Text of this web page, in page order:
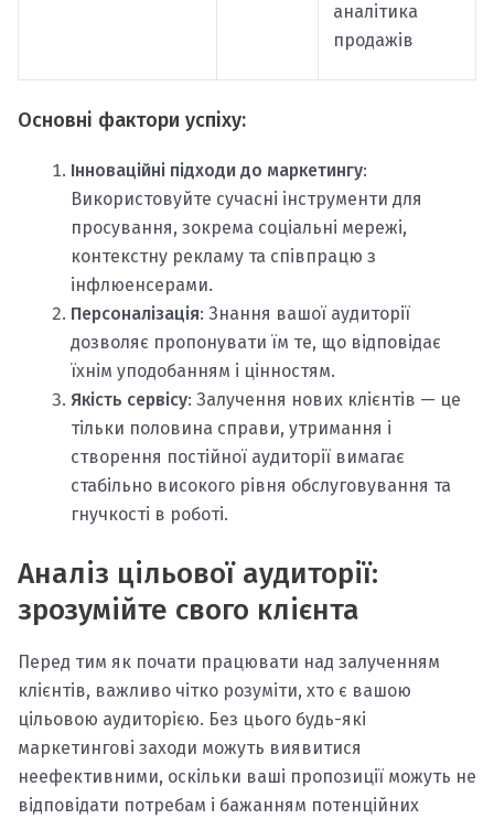
аналітика
продажів
Основні фактори успіху:
Інноваційні підходи до маркетингу:
Використовуйте сучасні інструменти для
просування, зокрема соціальні мережі,
контекстну рекламу та співпрацю з
інфлюенсерами.
Персоналізація: Знання вашої аудиторії
дозволяє пропонувати їм те, що відповідає
їхнім уподобанням і цінностям.
Якість сервісу: Залучення нових клієнтів — це
тільки половина справи, утримання і
створення постійної аудиторії вимагає
стабільно високого рівня обслуговування та
гнучкості в роботі.
Аналіз цільової аудиторії:
зрозумійте свого клієнта
Перед тим як почати працювати над залученням
клієнтів, важливо чітко розуміти, хто є вашою
цільовою аудиторією. Без цього будь-які
маркетингові заходи можуть виявитися
неефективними, оскільки ваші пропозиції можуть не
відповідати потребам і бажанням потенційних